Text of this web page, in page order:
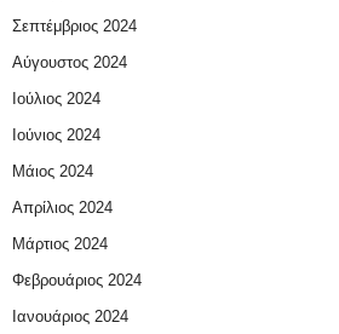
Σεπτέμβριος 2024
Αύγουστος 2024
Ιούλιος 2024
Ιούνιος 2024
Μάιος 2024
Απρίλιος 2024
Μάρτιος 2024
Φεβρουάριος 2024
Ιανουάριος 2024